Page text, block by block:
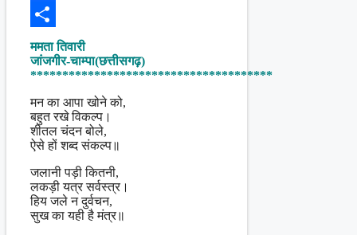
Facebook
Share
ममता तिवारी
जांजगीर-चाम्पा(छत्तीसगढ़)
**************************************
मन का आपा खोने को,
बहुत रखे विकल्प।
शीतल चंदन बोले,
ऐसे हों शब्द संकल्प॥
जलानी पड़ी कितनी,
लकड़ी यत्र सर्वस्त्र।
हिय जले न दुर्वचन,
सुख का यही है मंत्र॥